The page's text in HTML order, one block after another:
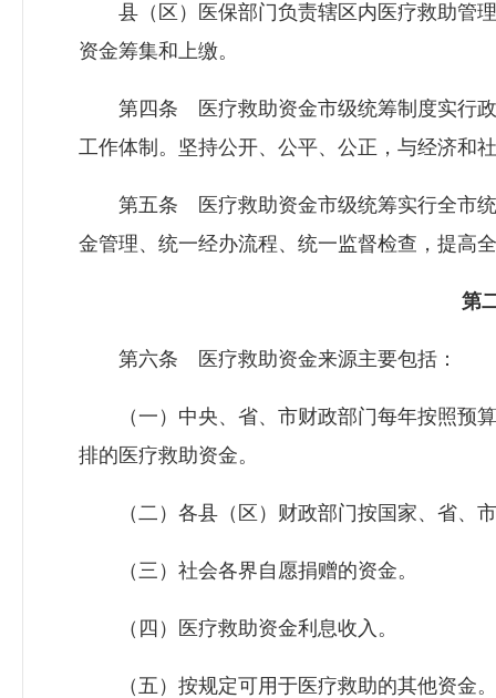
县（区）医保部门负责辖区内医疗救助管理
资金筹集和上缴。
第四条 医疗救助资金市级统筹制度实行政
工作体制。坚持公开、公平、公正，与经济和
第五条 医疗救助资金市级统筹实行全市统
金管理、统一经办流程、统一监督检查，提高
第二
第六条 医疗救助资金来源主要包括：
（一）中央、省、市财政部门每年按照预算
排的医疗救助资金。
（二）各县（区）财政部门按国家、省、市
（三）社会各界自愿捐赠的资金。
（四）医疗救助资金利息收入。
（五）按规定可用于医疗救助的其他资金。